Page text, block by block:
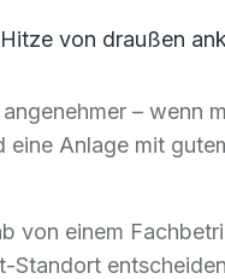
von draußen
– wenn
Anlage mit
von einem
Standort